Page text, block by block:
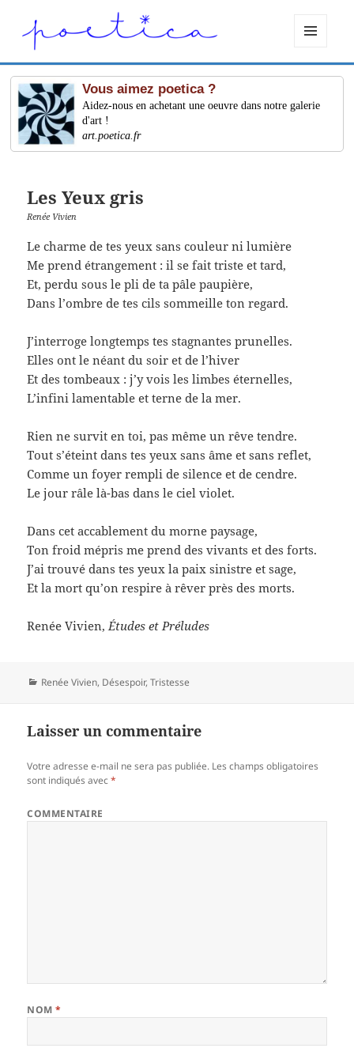
ET
WIDGETS
Vous aimez poetica ?
Aidez-nous en achetant une oeuvre dans notre galerie
d'art !
art.poetica.fr
Les Yeux gris
Renée Vivien
Le charme de tes yeux sans couleur ni lumière
Me prend étrangement : il se fait triste et tard,
Et, perdu sous le pli de ta pâle paupière,
Dans l’ombre de tes cils sommeille ton regard.
J’interroge longtemps tes stagnantes prunelles.
Elles ont le néant du soir et de l’hiver
Et des tombeaux : j’y vois les limbes éternelles,
L’infini lamentable et terne de la mer.
Rien ne survit en toi, pas même un rêve tendre.
Tout s’éteint dans tes yeux sans âme et sans reflet,
Comme un foyer rempli de silence et de cendre.
Le jour râle là-bas dans le ciel violet.
Dans cet accablement du morne paysage,
Ton froid mépris me prend des vivants et des forts.
J’ai trouvé dans tes yeux la paix sinistre et sage,
Et la mort qu’on respire à rêver près des morts.
Renée Vivien, Études et Préludes
Catégories
Renée Vivien, Désespoir,Tristesse
Laisser un commentaire
Votre adresse e-mail ne sera pas publiée. Les champs obligatoires
sont indiqués avec*
COMMENTAIRE
NOM*